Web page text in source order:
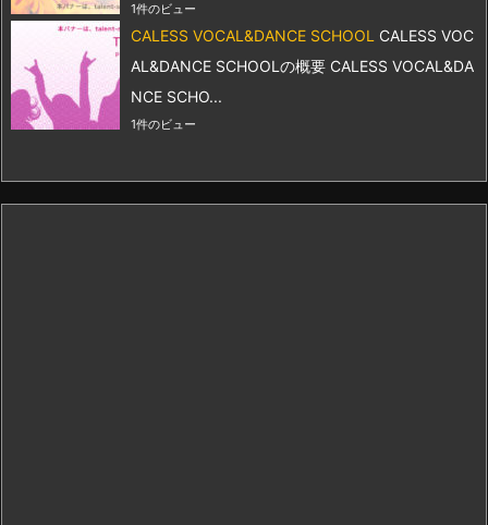
1件のビュー
CALESS VOCAL&DANCE SCHOOL CALESS VOC
AL&DANCE SCHOOLの概要 CALESS VOCAL&DA
NCE SCHO...
1件のビュー